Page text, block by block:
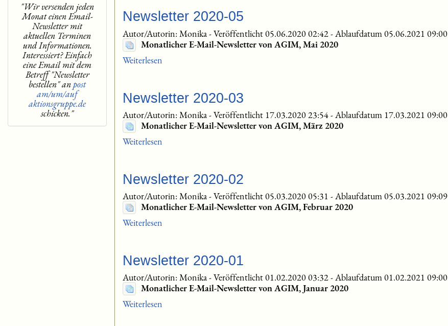
Newsletter 2020-05
Autor/Autorin: Monika -Veröffentlicht 05.06.2020 02:42- Ablaufdatum 05.06.2021 09:00
Monatlicher E-Mail-Newsletter von AGIM, Mai 2020
Weiterlesen
Newsletter 2020-03
Autor/Autorin: Monika-Veröffentlicht 17.03.2020 23:54-Ablaufdatum 17.03.2021 09:00
Monatlicher E-Mail-Newsletter von AGIM, März 2020
Weiterlesen
Newsletter 2020-02
Autor/Autorin: Monika-Veröffentlicht 05.03.2020 05:31 -Ablaufdatum 05.03.2021 09:09
Monatlicher E-Mail-Newsletter von AGIM, Februar 2020
Weiterlesen
Newsletter 2020-01
Autor/Autorin: Monika-Veröffentlicht 01.02.2020 03:32-Ablaufdatum 01.02.2021 09:00
Monatlicher E-Mail-Newsletter von AGIM, Januar 2020
Weiterlesen
"Wir versenden jeden
Monat einen Email-
Newsletter mit
aktuellen Terminen
und Informationen.
Interessiert? Einfach
eine Email mit dem
Betreff "Newsletter
bestellen" anpost
am/um/auf
aktionsgruppe.de
schicken."